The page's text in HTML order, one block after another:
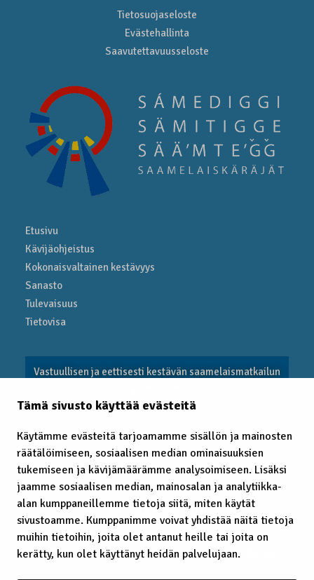
Tämä sivusto käyttää evästeitä
Käytämme evästeitä tarjoamamme sisällön ja mainosten
räätälöimiseen, sosiaalisen median ominaisuuksien
tukemiseen ja kävijämäärämme analysoimiseen. Lisäksi
jaamme sosiaalisen median, mainosalan ja analytiikka-
alan kumppaneillemme tietoja siitä, miten käytät
sivustoamme. Kumppanimme voivat yhdistää näitä tietoja
muihin tietoihin, joita olet antanut heille tai joita on
kerätty, kun olet käyttänyt heidän palvelujaan.
Tietosuojaseloste
Evästehallinta
Saavutettavuusseloste
Etusivu
Kävijäohjeistus
Kokonais­valtainen kestävyys
Sanasto
Tulevaisuus
Tietovisa
Vastuullisen ja eettisesti kestävän saamelaismatkailun
EITC 2025
© 2025 Saamelaismatkailu, kaikki oikeudet pidätetään.